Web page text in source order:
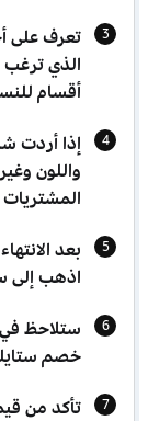
تعرف على
الذي
أقسام
إذا أردت
واللون
المشتريات
بعد
اذهب إلى
ستلاحظ
خصم
تأكد من